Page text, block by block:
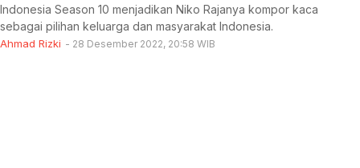
Indonesia Season 10 menjadikan Niko Rajanya kompor kaca
sebagai pilihan keluarga dan masyarakat Indonesia.
Ahmad Rizki 28 Desember 2022, 20:58 WIB